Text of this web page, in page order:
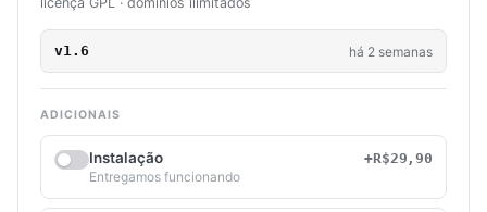
v1.6 há 2 semanas
ADICIONAIS
Instalação
+R$29,90
Entregamos funcionando